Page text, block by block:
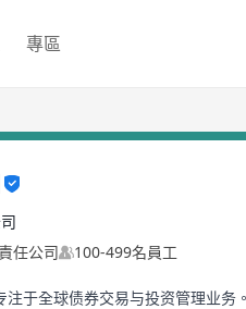
專區
任公司 100-499名員工
于全球债券交易与投资管理业